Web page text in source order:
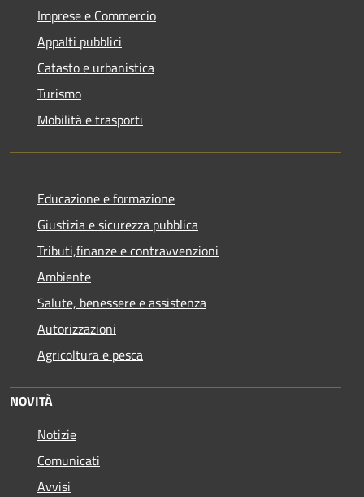
Imprese e Commercio
Appalti pubblici
Catasto e urbanistica
Turismo
Mobilità e trasporti
Educazione e formazione
Giustizia e sicurezza pubblica
Tributi,finanze e contravvenzioni
Ambiente
Salute, benessere e assistenza
Autorizzazioni
Agricoltura e pesca
NOVITÀ
Notizie
Comunicati
Avvisi